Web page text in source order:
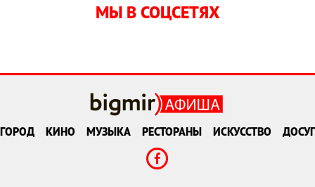
МЫ В СОЦСЕТЯХ
ГОРОД КИНО МУЗЫКА РЕСТОРАНЫ ИСКУССТВО ДОСУГ